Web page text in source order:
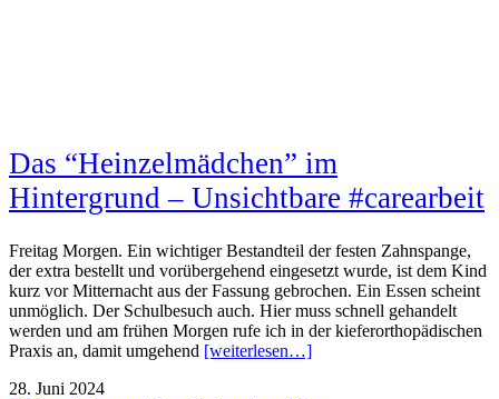
Das “Heinzelmädchen” im
Hintergrund – Unsichtbare #carearbeit
Freitag Morgen. Ein wichtiger Bestandteil der festen Zahnspange,
der extra bestellt und vorübergehend eingesetzt wurde, ist dem Kind
kurz vor Mitternacht aus der Fassung gebrochen. Ein Essen scheint
unmöglich. Der Schulbesuch auch. Hier muss schnell gehandelt
werden und am frühen Morgen rufe ich in der kieferorthopädischen
Praxis an, damit umgehend [weiterlesen…]
28. Juni 2024